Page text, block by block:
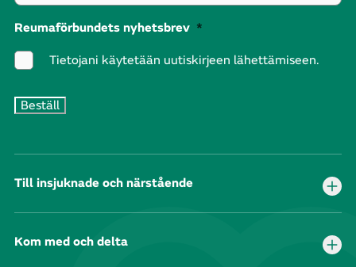
Reumaförbundets nyhetsbrev *
Tietojani käytetään uutiskirjeen lähettämiseen.
Till insjuknade och närstående
Kom med och delta